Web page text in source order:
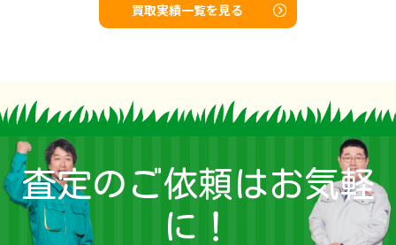
買取実績一覧を見る
査定のご依頼はお気軽
に！